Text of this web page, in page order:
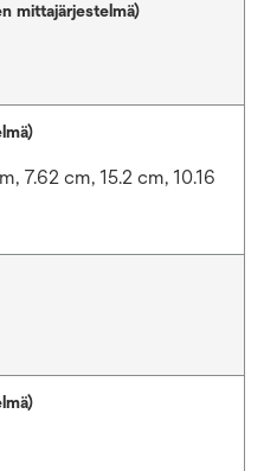
mittajärjestelmä)
7.62 cm, 15.2 cm, 10.16